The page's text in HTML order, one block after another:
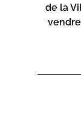
de la